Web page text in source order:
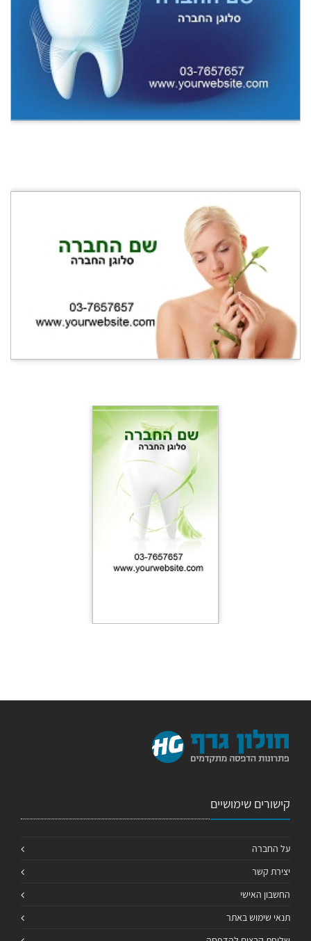
קישורים שימושיים
על החברה
יצירת קשר
החשבון האישי
תנאי שימוש באתר